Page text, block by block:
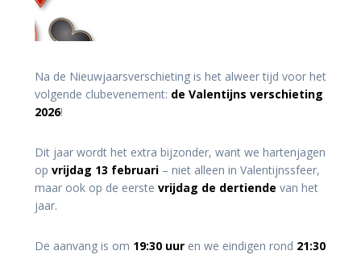
Na de Nieuwjaarsverschieting is het alweer tijd voor het
volgende clubevenement: de Valentijns verschieting
2026!
Dit jaar wordt het extra bijzonder, want we hartenjagen
op vrijdag 13 februari – niet alleen in Valentijnssfeer,
maar ook op de eerste vrijdag de dertiende van het
jaar.
De aanvang is om 19:30 uur en we eindigen rond 21:30